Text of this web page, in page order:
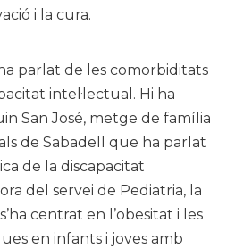
i la cura.
parlat de les comorbiditats
intel·lectual. Hi ha
San José, metge de família
de Sabadell que ha parlat
de la discapacitat
del servei de Pediatria, la
centrat en l’obesitat i les
en infants i joves amb